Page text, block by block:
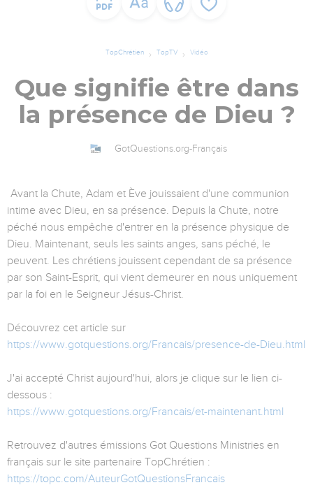
TopChrétien TopTV Vidéo
Que signifie être dans
la présence de Dieu ?
GotQuestions.org-Français
Avant la Chute, Adam et Ève jouissaient d'une communion
intime avec Dieu, en sa présence. Depuis la Chute, notre
péché nous empêche d'entrer en la présence physique de
Dieu. Maintenant, seuls les saints anges, sans péché, le
peuvent. Les chrétiens jouissent cependant de sa présence
par son Saint-Esprit, qui vient demeurer en nous uniquement
par la foi en le Seigneur Jésus-Christ.
Découvrez cet article sur
https://www.gotquestions.org/Francais/presence-de-Dieu.html
J'ai accepté Christ aujourd'hui, alors je clique sur le lien ci-
dessous :
https://www.gotquestions.org/Francais/et-maintenant.html
Retrouvez d'autres émissions Got Questions Ministries en
français sur le site partenaire TopChrétien :
https://topc.com/AuteurGotQuestionsFrancais